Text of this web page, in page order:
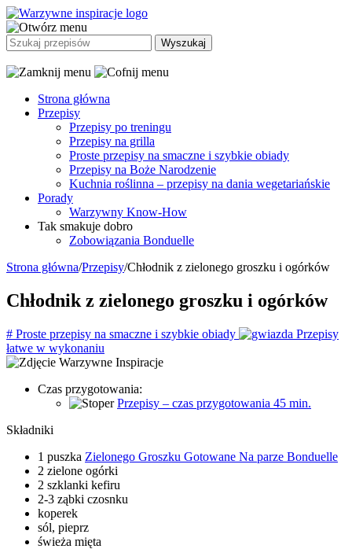
Strona główna
Przepisy
Przepisy po treningu
Przepisy na grilla
Proste przepisy na smaczne i szybkie obiady
Przepisy na Boże Narodzenie
Kuchnia roślinna – przepisy na dania wegetariańskie
Porady
Warzywny Know-How
Tak smakuje dobro
Zobowiązania Bonduelle
Strona główna/Przepisy/Chłodnik z zielonego groszku i ogórków
Chłodnik z zielonego groszku i ogórków
# Proste przepisy na smaczne i szybkie obiady
Przepisy
łatwe w wykonaniu
Czas przygotowania:
Przepisy – czas przygotowania 45 min.
Składniki
1 puszka Zielonego Groszku Gotowane Na parze Bonduelle
2 zielone ogórki
2 szklanki kefiru
2-3 ząbki czosnku
koperek
sól, pieprz
świeża mięta